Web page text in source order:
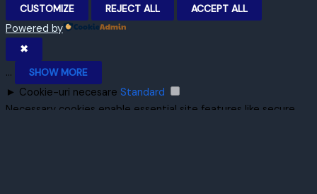
CUSTOMIZE REJECT ALL ACCEPT ALL
Powered by
✖
... SHOW MORE
► Cookie-uri necesare Standard
Necessary cookies enable essential site features like secure